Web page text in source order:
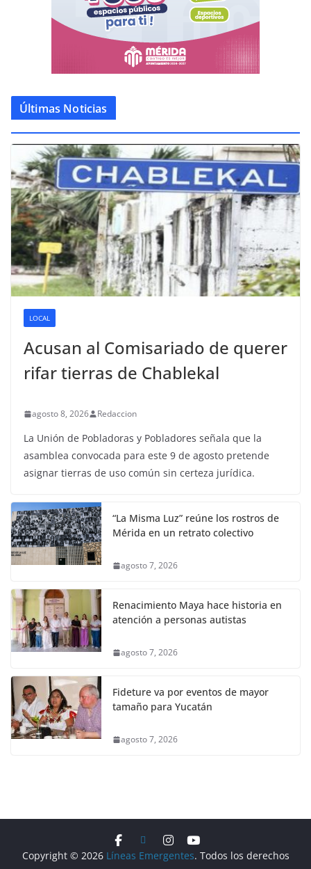
Últimas Noticias
LOCAL
Acusan al Comisariado de querer
rifar tierras de Chablekal
agosto 8, 2026 Redaccion
La Unión de Pobladoras y Pobladores señala que la
asamblea convocada para este 9 de agosto pretende
asignar tierras de uso común sin certeza jurídica.
“La Misma Luz” reúne los rostros de
Mérida en un retrato colectivo
agosto 7, 2026
Renacimiento Maya hace historia en
atención a personas autistas
agosto 7, 2026
Fideture va por eventos de mayor
tamaño para Yucatán
agosto 7, 2026
Copyright © 2026 Líneas Emergentes. Todos los derechos